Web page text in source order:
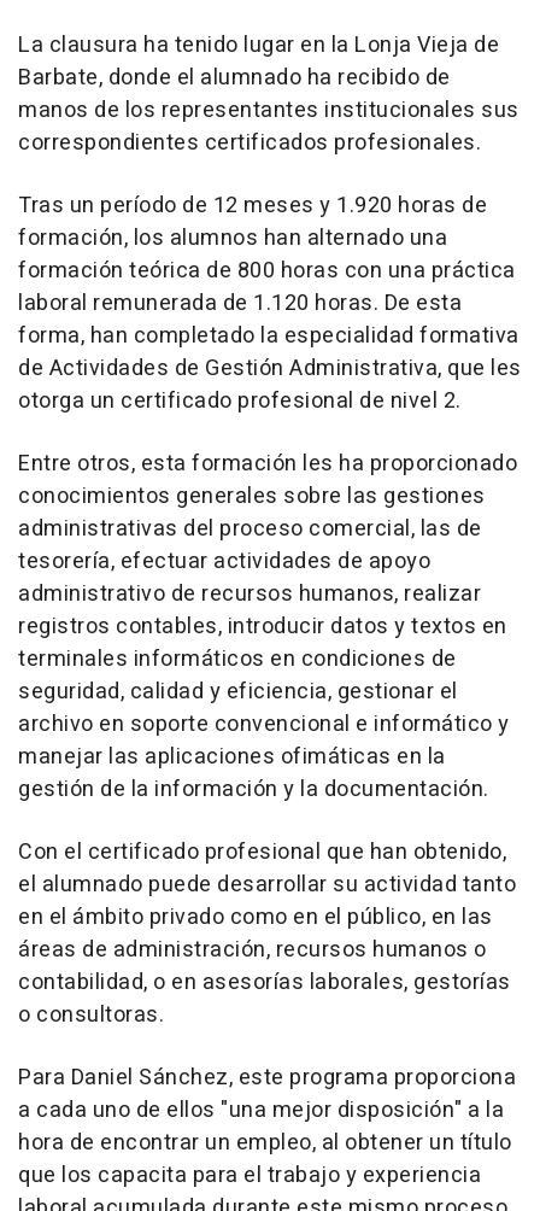
La clausura ha tenido lugar en la Lonja Vieja de
Barbate, donde el alumnado ha recibido de
manos de los representantes institucionales sus
correspondientes certificados profesionales.
Tras un período de 12 meses y 1.920 horas de
formación, los alumnos han alternado una
formación teórica de 800 horas con una práctica
laboral remunerada de 1.120 horas. De esta
forma, han completado la especialidad formativa
de Actividades de Gestión Administrativa, que les
otorga un certificado profesional de nivel 2.
Entre otros, esta formación les ha proporcionado
conocimientos generales sobre las gestiones
administrativas del proceso comercial, las de
tesorería, efectuar actividades de apoyo
administrativo de recursos humanos, realizar
registros contables, introducir datos y textos en
terminales informáticos en condiciones de
seguridad, calidad y eficiencia, gestionar el
archivo en soporte convencional e informático y
manejar las aplicaciones ofimáticas en la
gestión de la información y la documentación.
Con el certificado profesional que han obtenido,
el alumnado puede desarrollar su actividad tanto
en el ámbito privado como en el público, en las
áreas de administración, recursos humanos o
contabilidad, o en asesorías laborales, gestorías
o consultoras.
Para Daniel Sánchez, este programa proporciona
a cada uno de ellos "una mejor disposición" a la
hora de encontrar un empleo, al obtener un título
que los capacita para el trabajo y experiencia